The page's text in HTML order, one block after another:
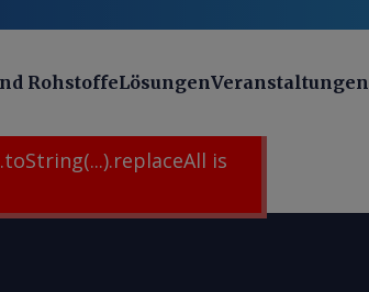
RohstoffeLösungenVeranstaltungen
is